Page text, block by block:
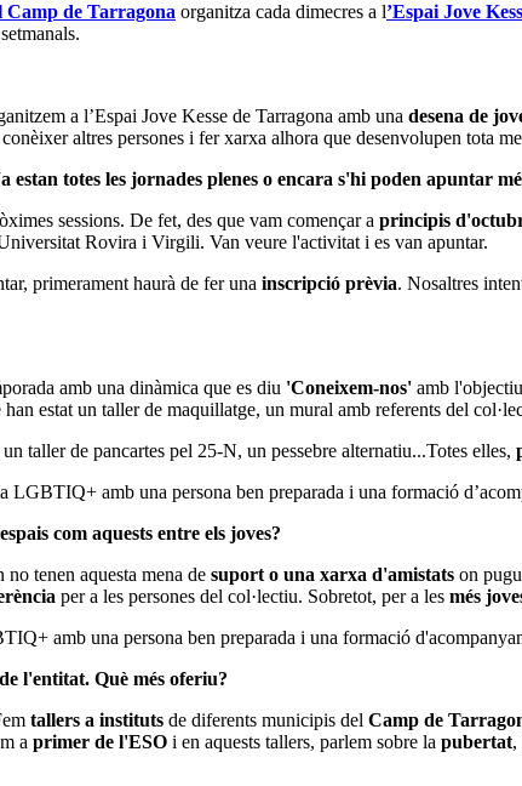
Camp de Tarragona organitza cada dimecres a l’Espai Jove
a l’Espai Jove Kesse de Tarragona amb una desena de
altres persones i fer xarxa alhora que desenvolupen tota
totes les jornades plenes o encara s'hi poden apuntar
sessions. De fet, des que vam començar a principis
Rovira i Virgili. Van veure l'activitat i es van apuntar.
primerament haurà de fer una inscripció prèvia. Nosaltres
amb una dinàmica que es diu 'Coneixem-nos' amb
estat un taller de maquillatge, un mural amb referents del
taller de pancartes pel 25-N, un pessebre alternatiu...Totes elles,
LGBTIQ+ amb una persona ben preparada i una formació
com aquests entre els joves?
tenen aquesta mena de suport o una xarxa d'amistats on
per a les persones del col·lectiu. Sobretot, per a les més
amb una persona ben preparada i una formació
l'entitat. Què més oferiu?
tallers a instituts de diferents municipis del Camp de
a primer de l'ESO i en aquests tallers, parlem sobre la pubertat,